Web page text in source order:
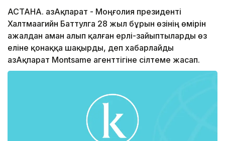
АСТАНА. ҚазАқпарат - Моңғолия президенті
Халтмаагийн Баттулга 28 жыл бұрын өзінің өмірін
ажалдан аман алып қалған ерлі-зайыптыларды өз
еліне қонаққа шақырды, деп хабарлайды
ҚазАқпарат Мontsame агенттігіне сілтеме жасап.